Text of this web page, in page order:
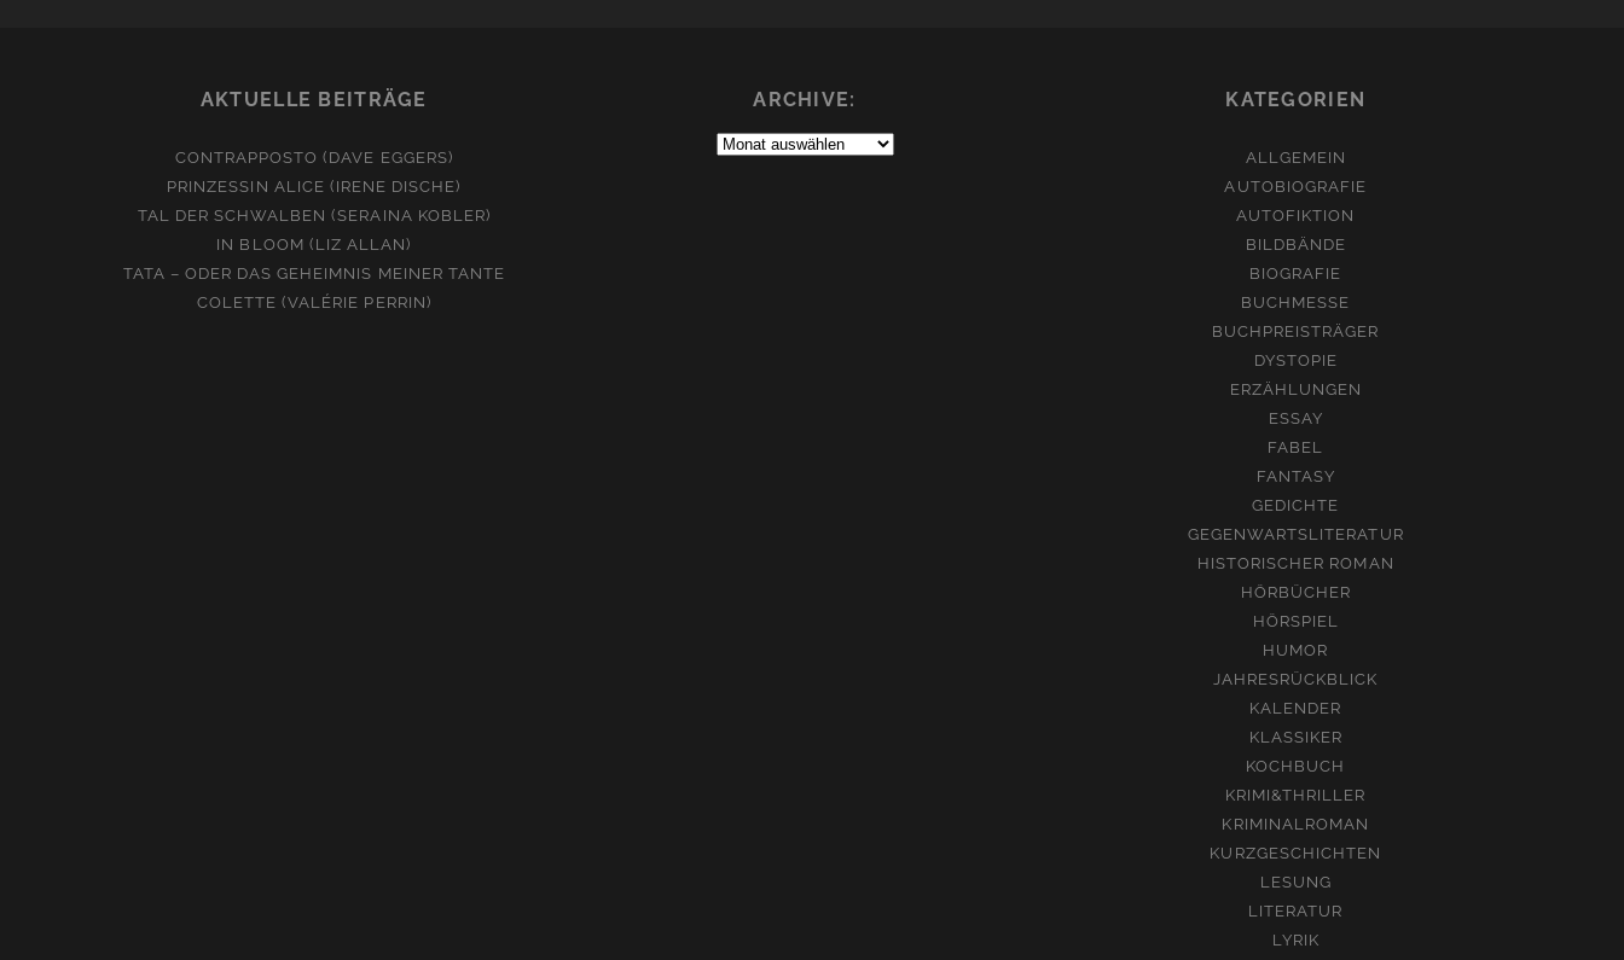
AKTUELLE BEITRÄGE
CONTRAPPOSTO (DAVE EGGERS)
PRINZESSIN ALICE (IRENE DISCHE)
TAL DER SCHWALBEN (SERAINA KOBLER)
IN BLOOM (LIZ ALLAN)
TATA – ODER DAS GEHEIMNIS MEINER TANTE
COLETTE (VALÉRIE PERRIN)
ARCHIVE:
Archive:
KATEGORIEN
ALLGEMEIN
AUTOBIOGRAFIE
AUTOFIKTION
BILDBÄNDE
BIOGRAFIE
BUCHMESSE
BUCHPREISTRÄGER
DYSTOPIE
ERZÄHLUNGEN
ESSAY
FABEL
FANTASY
GEDICHTE
GEGENWARTSLITERATUR
HISTORISCHER ROMAN
HÖRBÜCHER
HÖRSPIEL
HUMOR
JAHRESRÜCKBLICK
KALENDER
KLASSIKER
KOCHBUCH
KRIMI&THRILLER
KRIMINALROMAN
KURZGESCHICHTEN
LESUNG
LITERATUR
LYRIK